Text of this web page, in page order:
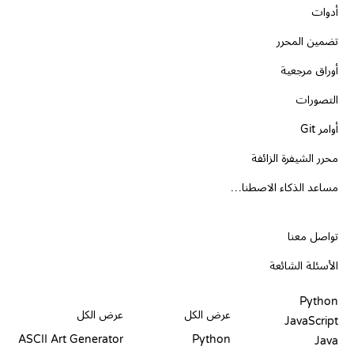
أدوات
تضمين المحرر
أوراق مرجعية
التصورات
أوامر Git
محرر الشيفرة الزائفة
مساعد الذكاء الاصطناعي
تواصل معنا
الأسئلة الشائعة
Python
JavaScript
Java
عرض الكل
Python
عرض الكل
ASCII Art Generator